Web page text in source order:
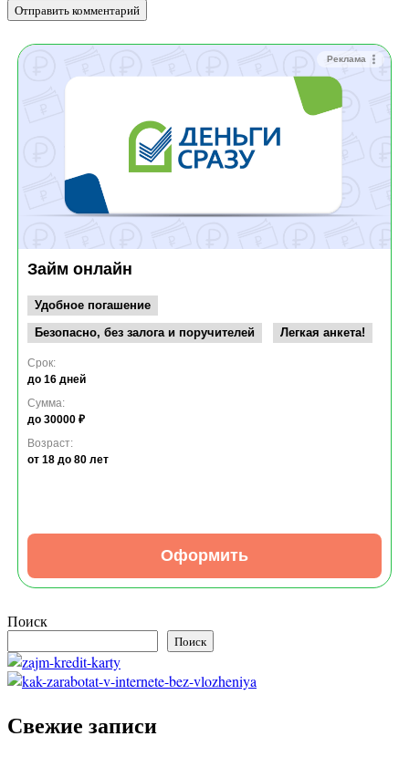
Реклама
Займ онлайн
Удобное погашение
Безопасно, без залога и поручителей
Легкая анкета!
Срок:
до 16 дней
Сумма:
до 30000 ₽
Возраст:
от 18 до 80 лет
Оформить
Поиск
Поиск
Свежие записи